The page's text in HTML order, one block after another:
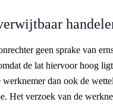
geen sprake van
de lat hiervoor hoog
werknemer dan ook de
Het verzoek van de